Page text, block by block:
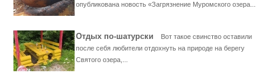
опубликована новость «Загрязнение Муромского озера...
Отдых по-шатурски
Вот такое свинство оставили
после себя любители отдохнуть на природе на берегу
Святого озера,...